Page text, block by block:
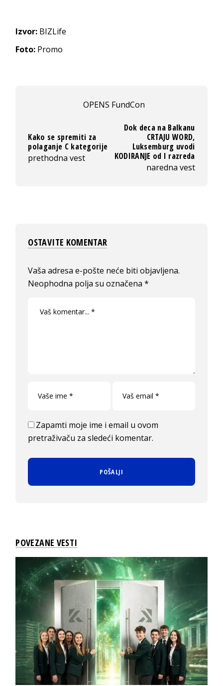
Izvor: BIZLife
Foto: Promo
OPENS FundCon
Kako se spremiti za
polaganje C kategorije
prethodna vest
Dok deca na Balkanu
CRTAJU WORD,
Luksemburg uvodi
KODIRANJE od I razreda
naredna vest
OSTAVITE KOMENTAR
Vaša adresa e-pošte neće biti objavljena.
Neophodna polja su označena*
Zapamti moje ime i email u ovom
pretraživaču za sledeći komentar.
POVEZANE VESTI